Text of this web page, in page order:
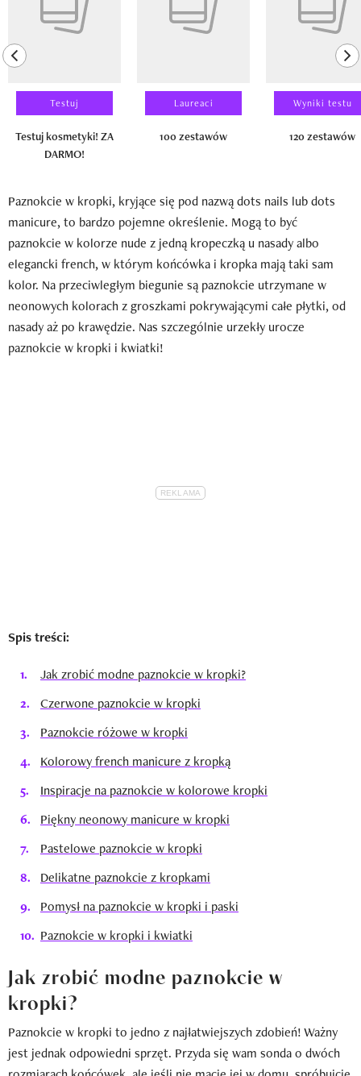
previous element
Testuj
Testuj kosmetyki! ZA
DARMO!
Laureaci
100 zestawów
Wyniki testu
120 zestawów
Paznokcie w kropki, kryjące się pod nazwą dots nails lub dots
manicure, to bardzo pojemne określenie. Mogą to być
paznokcie w kolorze nude z jedną kropeczką u nasady albo
elegancki french, w którym końcówka i kropka mają taki sam
kolor. Na przeciwległym biegunie są paznokcie utrzymane w
neonowych kolorach z groszkami pokrywającymi całe płytki, od
nasady aż po krawędzie. Nas szczególnie urzekły urocze
paznokcie w kropki i kwiatki!
Spis treści:
Jak zrobić modne paznokcie w kropki?
Czerwone paznokcie w kropki
Paznokcie różowe w kropki
Kolorowy french manicure z kropką
Inspiracje na paznokcie w kolorowe kropki
Piękny neonowy manicure w kropki
Pastelowe paznokcie w kropki
Delikatne paznokcie z kropkami
Pomysł na paznokcie w kropki i paski
Paznokcie w kropki i kwiatki
Jak zrobić modne paznokcie w
kropki?
Paznokcie w kropki to jedno z najłatwiejszych zdobień! Ważny
jest jednak odpowiedni sprzęt. Przyda się wam sonda o dwóch